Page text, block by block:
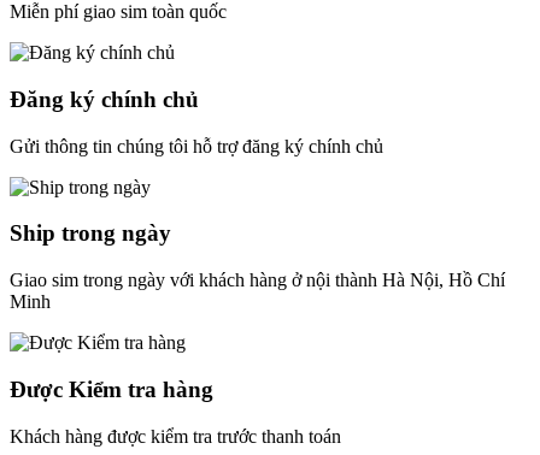
Miễn phí giao sim toàn quốc
Đăng ký chính chủ
Gửi thông tin chúng tôi hỗ trợ đăng ký chính chủ
Ship trong ngày
Giao sim trong ngày với khách hàng ở nội thành Hà Nội, Hồ Chí
Minh
Được Kiểm tra hàng
Khách hàng được kiểm tra trước thanh toán